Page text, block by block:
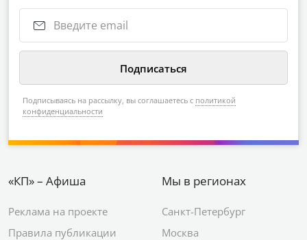
Подписываясь на рассылку, вы соглашаетесь с политикой
конфиденциальности
«КП» – Афиша
Реклама на проекте
Правила публикации
Мы в регионах
Санкт-Петербург
Москва